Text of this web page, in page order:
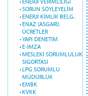
·SORUN SÖYLEYELİM
·ENERJİ KİMLİK BELG.
·ENAZ (ASGARİ)
ÜCRETLER
·YAPI DENETİM
·E-İMZA
·MESLEKİ SORUMLULUK
SİGORTASI
·LPG SORUMLU
MÜDÜRLÜK
·EMBK
·KVKK